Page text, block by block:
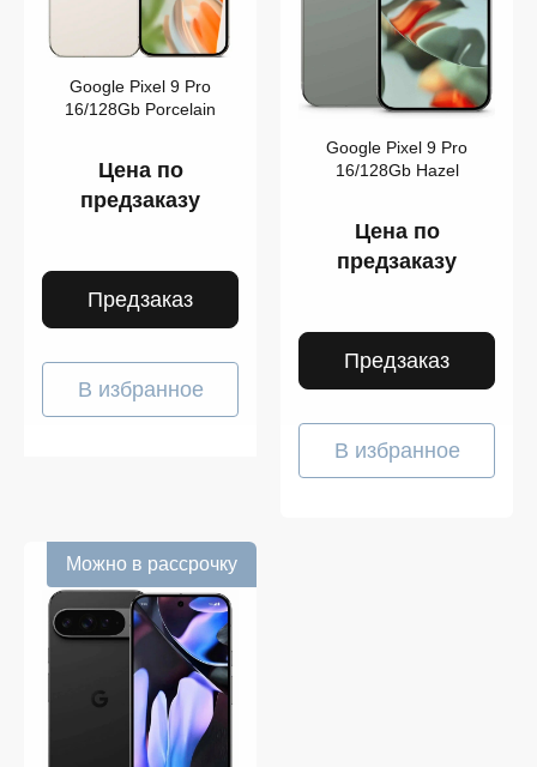
Показать
Память
Google Pixel 9 Pro
16/128Gb Porcelain
Цена по
предзаказу
Предзаказ
В избранное
Google Pixel 9 Pro
16/128Gb Hazel
Цена по
предзаказу
Предзаказ
В избранное
Можно в рассрочку